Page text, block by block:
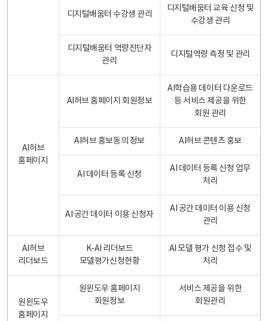
디지털배움터 수강생 관리
디지털배움터 교육 신청 및
수강생 관리
디지털배움터 역량진단자
관리
디지털역량 측정 및 관리
AI허브
홈페이지
AI허브 홈페이지 회원정보
AI학습용 데이터 다운로드
등 서비스 제공을 위한
회원 관리
AI허브 홍보동의 정보 AI허브 콘텐츠 홍보
AI 데이터 등록 신청
AI 데이터 등록 신청 업무
처리
AI 공간 데이터 이용 신청자
AI 공간 데이터 이용 신청
관리
AI허브
리더보드
K-AI 리더보드
모델평가신청현황
AI 모델 평가 신청 접수 및
처리
원윈도우
홈페이지
원윈도우 홈페이지
회원정보
서비스 제공을 위한
회원관리